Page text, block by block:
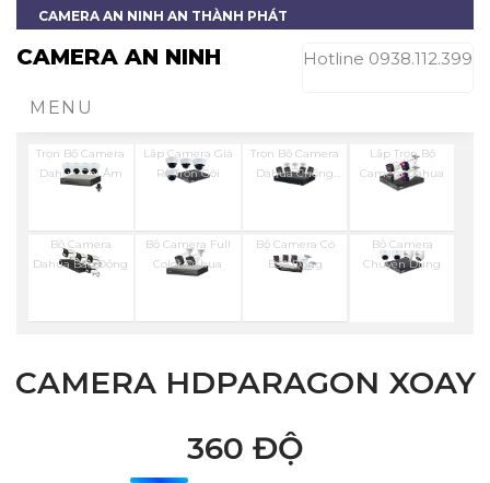
CAMERA AN NINH AN THÀNH PHÁT
CAMERA AN NINH Hotline 0938.112.399
MENU
Trọn Bộ Camera
Dahua Ghi Âm
Lắp Camera Giá
Rẻ Trọn Gói
Trọn Bộ Camera
Dahua Chống
Lắp Trọn Bộ
Camera Dahua
Bộ Camera
Dahua Báo Động
Bộ Camera Full
Color Dahua
Bộ Camera Có
Báo Đông
Bộ Camera
Chuyên Dụng
CAMERA HDPARAGON XOAY
360 ĐỘ